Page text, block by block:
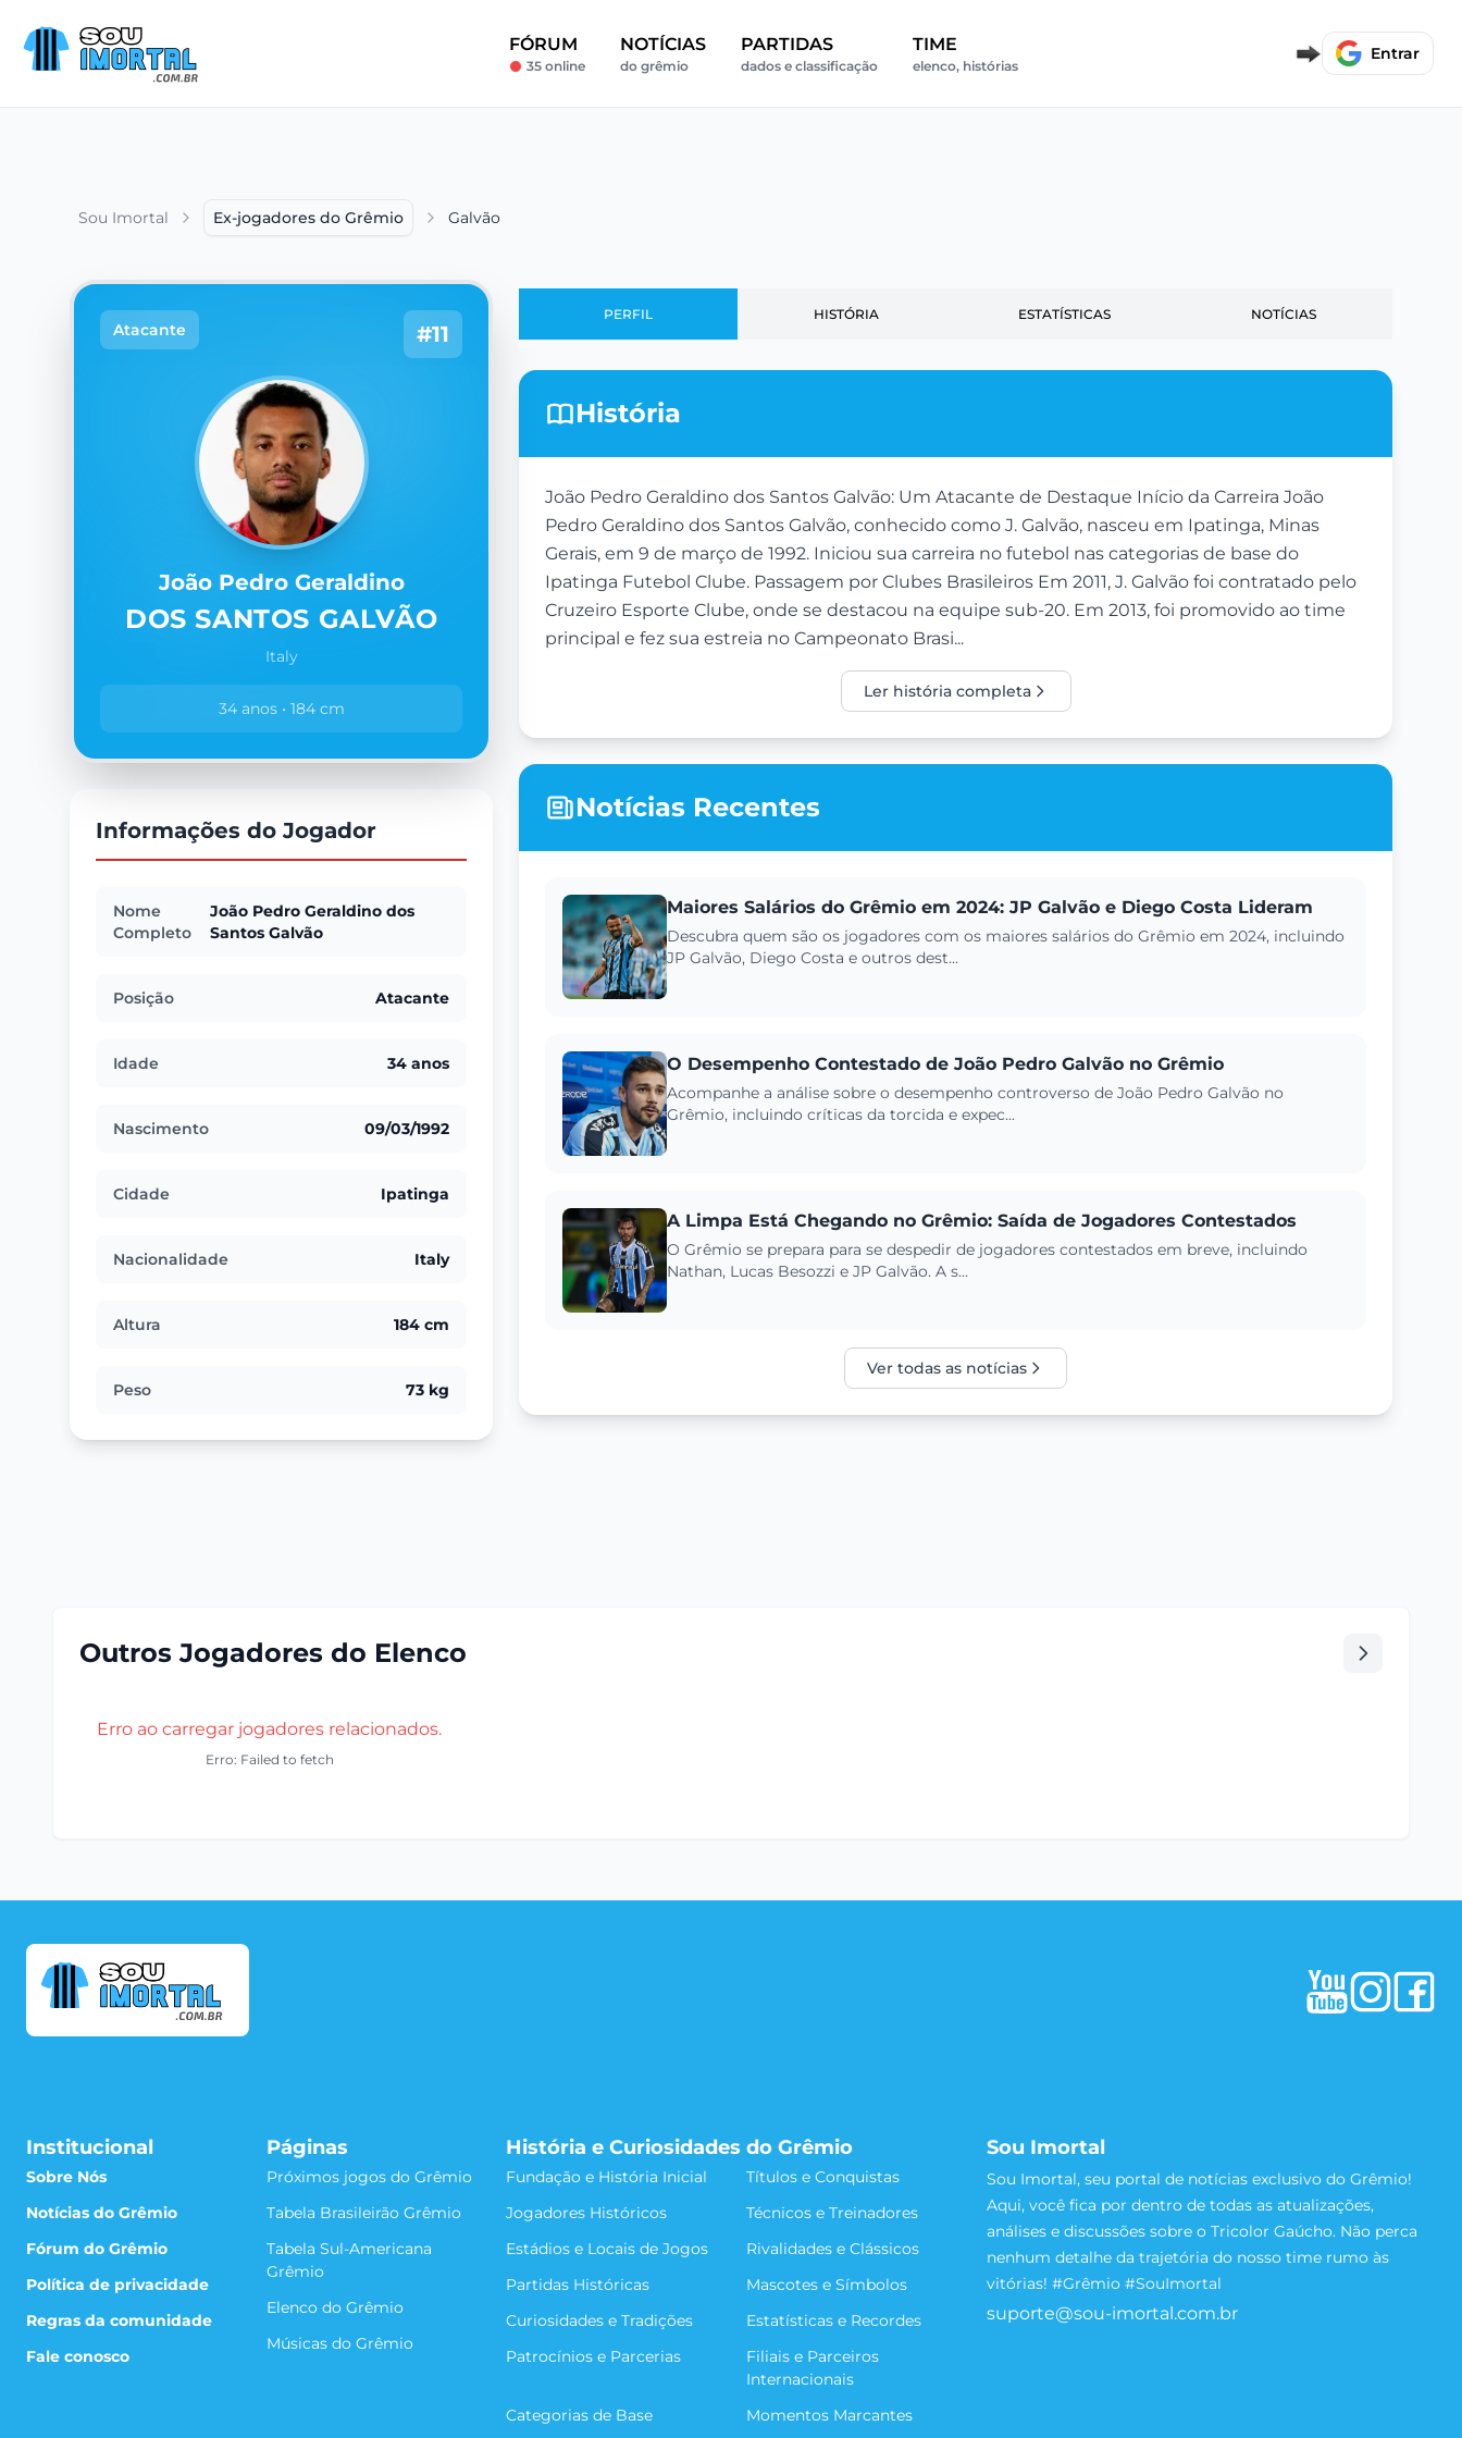
FÓRUM
35 online
NOTÍCIAS
do grêmio
PARTIDAS
dados e classificação
TIME
elenco, histórias
Entrar
Sou Imortal Ex-jogadores do Grêmio Galvão
Atacante #11
João Pedro Geraldino
DOS SANTOS GALVÃO
Italy
34 anos • 184 cm
Informações do Jogador
Nome
Completo
João Pedro Geraldino dos
Santos Galvão
Posição Atacante
Idade 34 anos
Nascimento 09/03/1992
Cidade Ipatinga
Nacionalidade Italy
Altura 184 cm
Peso 73 kg
PERFIL HISTÓRIA ESTATÍSTICAS NOTÍCIAS
História
João Pedro Geraldino dos Santos Galvão: Um Atacante de Destaque Início da Carreira João
Pedro Geraldino dos Santos Galvão, conhecido como J. Galvão, nasceu em Ipatinga, Minas
Gerais, em 9 de março de 1992. Iniciou sua carreira no futebol nas categorias de base do
Ipatinga Futebol Clube. Passagem por Clubes Brasileiros Em 2011, J. Galvão foi contratado pelo
Cruzeiro Esporte Clube, onde se destacou na equipe sub-20. Em 2013, foi promovido ao time
principal e fez sua estreia no Campeonato Brasi...
Ler história completa
Notícias Recentes
Maiores Salários do Grêmio em 2024: JP Galvão e Diego Costa Lideram
Descubra quem são os jogadores com os maiores salários do Grêmio em 2024, incluindo
JP Galvão, Diego Costa e outros dest...
O Desempenho Contestado de João Pedro Galvão no Grêmio
Acompanhe a análise sobre o desempenho controverso de João Pedro Galvão no
Grêmio, incluindo críticas da torcida e expec...
A Limpa Está Chegando no Grêmio: Saída de Jogadores Contestados
O Grêmio se prepara para se despedir de jogadores contestados em breve, incluindo
Nathan, Lucas Besozzi e JP Galvão. A s...
Ver todas as notícias
Outros Jogadores do Elenco
Erro ao carregar jogadores relacionados.
Erro: Failed to fetch
Institucional
Sobre Nós
Notícias do Grêmio
Fórum do Grêmio
Política de privacidade
Regras da comunidade
Fale conosco
Páginas
Próximos jogos do Grêmio
Tabela Brasileirão Grêmio
Tabela Sul-Americana
Grêmio
Elenco do Grêmio
Músicas do Grêmio
História e Curiosidades do Grêmio
Fundação e História Inicial
Títulos e Conquistas
Jogadores Históricos
Técnicos e Treinadores
Estádios e Locais de Jogos
Rivalidades e Clássicos
Partidas Históricas
Mascotes e Símbolos
Curiosidades e Tradições
Estatísticas e Recordes
Patrocínios e Parcerias
Filiais e Parceiros
Internacionais
Categorias de Base
Momentos Marcantes
Sou Imortal
Sou Imortal, seu portal de notícias exclusivo do Grêmio!
Aqui, você fica por dentro de todas as atualizações,
análises e discussões sobre o Tricolor Gaúcho. Não perca
nenhum detalhe da trajetória do nosso time rumo às
vitórias! #Grêmio #SouImortal
suporte@sou-imortal.com.br